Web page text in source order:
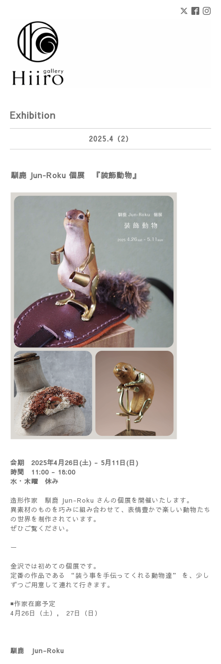
Exhibition
2025.4（2）
馴鹿 Jun-Roku 個展 『装飾動物』
会期 2025年4月26日(土) - 5月11日(日)
時間 11:00 - 18:00
水・木曜 休み
造形作家 馴鹿 Jun-Roku さんの個展を開催いたします。
異素材のものを巧みに組み合わせて、表情豊かで楽しい動物たち
の世界を制作されています。
ぜひご覧ください。
ー
金沢では初めての個展です。
定番の作品である “装う事を手伝ってくれる動物達” を、少し
ずつご用意して連れて行きます。
◾️作家在廊予定
4月26日（土）, 27日（日）
馴鹿 Jun-Roku